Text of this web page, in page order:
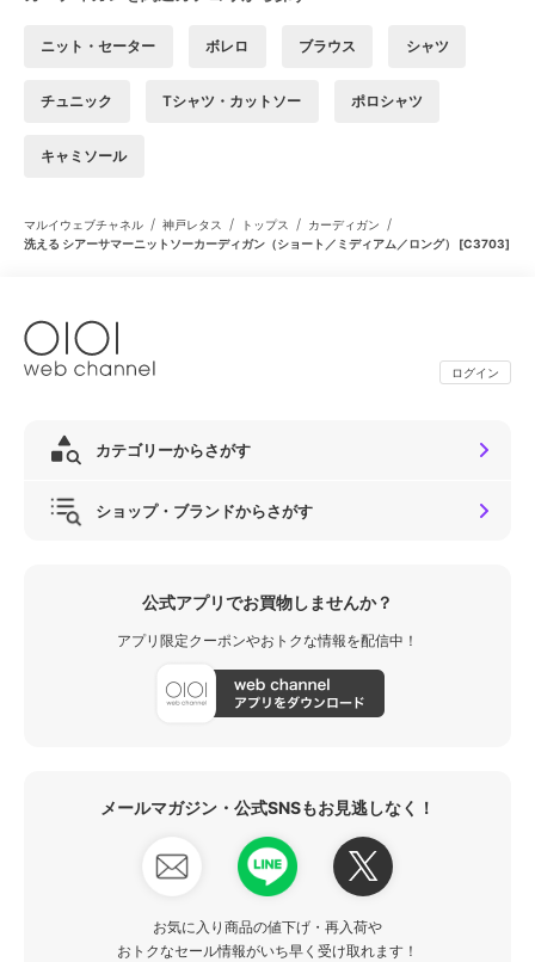
ニット・セーター ボレロ ブラウス シャツ
チュニック Tシャツ・カットソー ポロシャツ
キャミソール
マルイウェブチャネル / 神戸レタス / トップス / カーディガン /
洗える シアーサマーニットソーカーディガン（ショート／ミディアム／ロング） [C3703]
ログイン
カテゴリーからさがす
ショップ・ブランドからさがす
公式アプリでお買物しませんか？
アプリ限定クーポンやおトクな情報を配信中！
メールマガジン・公式SNSもお見逃しなく！
お気に入り商品の値下げ・再入荷や
おトクなセール情報がいち早く受け取れます！